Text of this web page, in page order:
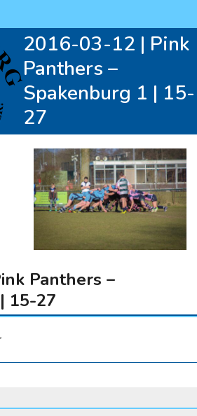
2016-03-12 | Pink
Panthers –
Spakenburg 1 | 15-
27
Panthers –
15-27